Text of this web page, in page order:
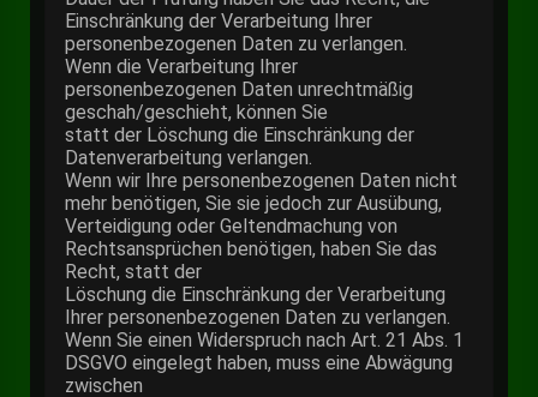
Einschränkung der Verarbeitung Ihrer
personenbezogenen Daten zu verlangen.
Wenn die Verarbeitung Ihrer
personenbezogenen Daten unrechtmäßig
geschah/geschieht, können Sie
statt der Löschung die Einschränkung der
Datenverarbeitung verlangen.
Wenn wir Ihre personenbezogenen Daten nicht
mehr benötigen, Sie sie jedoch zur Ausübung,
Verteidigung oder Geltendmachung von
Rechtsansprüchen benötigen, haben Sie das
Recht, statt der
Löschung die Einschränkung der Verarbeitung
Ihrer personenbezogenen Daten zu verlangen.
Wenn Sie einen Widerspruch nach Art. 21 Abs. 1
DSGVO eingelegt haben, muss eine Abwägung
zwischen